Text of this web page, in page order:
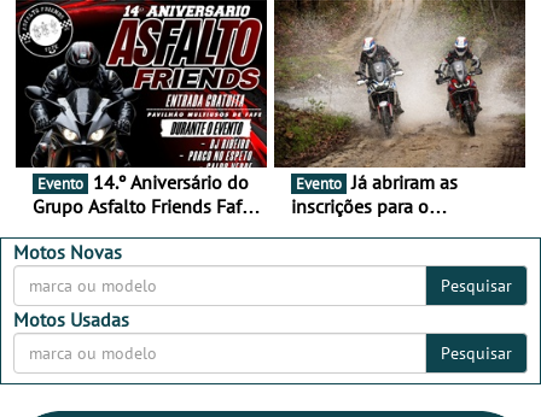
16 de agosto
duas rodas invade o Baixo
Alentejo
Evento
Grupo Asfalto Friends Fafe,
2026
Evento Já abriram as
inscrições para o
Motos Novas
Pesquisar
Motos Usadas
Pesquisar